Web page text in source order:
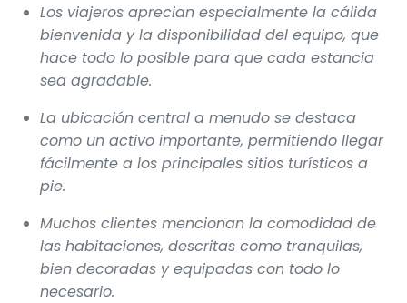
Los viajeros aprecian especialmente la cálida
bienvenida y la disponibilidad del equipo, que
hace todo lo posible para que cada estancia
sea agradable.
La ubicación central a menudo se destaca
como un activo importante, permitiendo llegar
fácilmente a los principales sitios turísticos a
pie.
Muchos clientes mencionan la comodidad de
las habitaciones, descritas como tranquilas,
bien decoradas y equipadas con todo lo
necesario.